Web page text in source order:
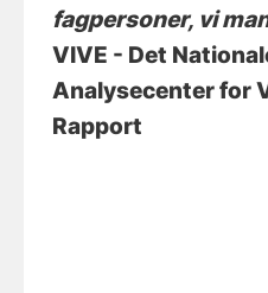
fagpersoner, vi
VIVE - Det
Analysecenter for
Rapport